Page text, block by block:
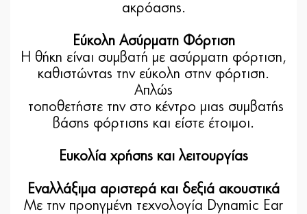
ακρόασης.
Εύκολη Ασύρματη Φόρτιση
Η θήκη είναι συμβατή με ασύρματη φόρτιση,
καθιστώντας την εύκολη στην φόρτιση.
Απλώς
τοποθετήστε την στο κέντρο μιας συμβατής
βάσης φόρτισης και είστε έτοιμοι.
Ευκολία χρήσης και λειτουργίας
Εναλλάξιμα αριστερά και δεξιά ακουστικά
Με την προηγμένη τεχνολογία Dynamic Ear